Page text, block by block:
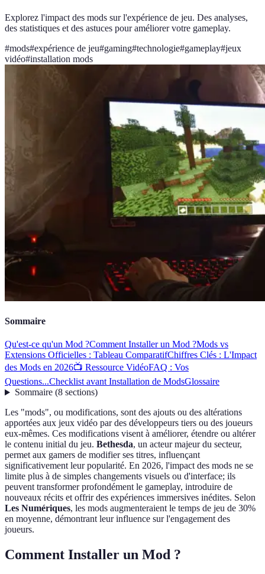
Explorez l'impact des mods sur l'expérience de jeu. Des analyses,
des statistiques et des astuces pour améliorer votre gameplay.
#mods#expérience de jeu#gaming#technologie#gameplay#jeux
vidéo#installation mods
Sommaire
Qu'est-ce qu'un Mod ?Comment Installer un Mod ?Mods vs
Extensions Officielles : Tableau ComparatifChiffres Clés : L'Impact
des Mods en 2026📺 Ressource VidéoFAQ : Vos
Questions...Checklist avant Installation de ModsGlossaire
Sommaire(8 sections)
Les "mods", ou modifications, sont des ajouts ou des altérations
apportées aux jeux vidéo par des développeurs tiers ou des joueurs
eux-mêmes. Ces modifications visent à améliorer, étendre ou altérer
le contenu initial du jeu. Bethesda, un acteur majeur du secteur,
permet aux gamers de modifier ses titres, influençant
significativement leur popularité. En 2026, l'impact des mods ne se
limite plus à de simples changements visuels ou d'interface; ils
peuvent transformer profondément le gameplay, introduire de
nouveaux récits et offrir des expériences immersives inédites. Selon
Les Numériques, les mods augmenteraient le temps de jeu de 30%
en moyenne, démontrant leur influence sur l'engagement des
joueurs.
Comment Installer un Mod ?